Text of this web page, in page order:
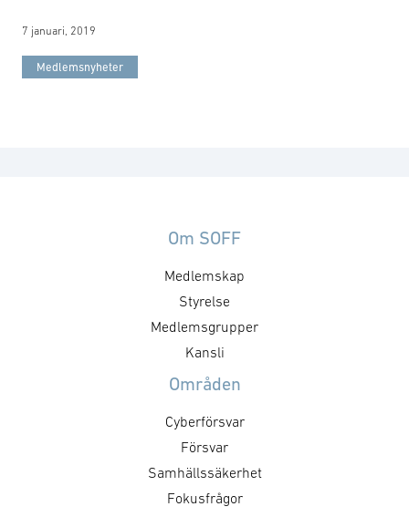
7 januari, 2019
Medlemsnyheter
Om SOFF
Medlemskap
Styrelse
Medlemsgrupper
Kansli
Områden
Cyberförsvar
Försvar
Samhällssäkerhet
Fokusfrågor